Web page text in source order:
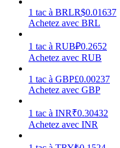
Gagnez
1 tac à BRLR$0.01637
Achetez avec BRL
1 tac à RUB₽0.2652
Achetez avec RUB
1 tac à GBP£0.00237
Achetez avec GBP
1 tac à INR₹0.30432
Achetez avec INR